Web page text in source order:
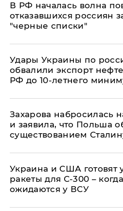
​В РФ началась волна
отказавшихся россиян
"черные списки"
Удары Украины по
обвалили экспорт
РФ до 10-летнего
​Захарова набросилась
и заявила, что Польша
существованием
Украина и США готовят
ракеты для С-300 –
ожидаются у ВСУ